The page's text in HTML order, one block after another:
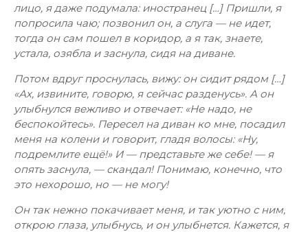
лицо, я даже подумала: иностранец […] Пришли, я
попросила чаю; позвонил он, а слуга — не идет,
тогда он сам пошел в коридор, а я так, знаете,
устала, озябла и заснула, сидя на диване.
Потом вдруг проснулась, вижу: он сидит рядом […]
«Ах, извините, говорю, я сейчас разденусь». А он
улыбнулся вежливо и отвечает: «Не надо, не
беспокойтесь». Пересел на диван ко мне, посадил
меня на колени и говорит, гладя волосы: «Ну,
подремлите ещё!» И — представьте же себе! — я
опять заснула, — скандал! Понимаю, конечно, что
это нехорошо, но — не могу!
Он так нежно покачивает меня, и так уютно с ним,
открою глаза, улыбнусь, и он улыбнется. Кажется, я